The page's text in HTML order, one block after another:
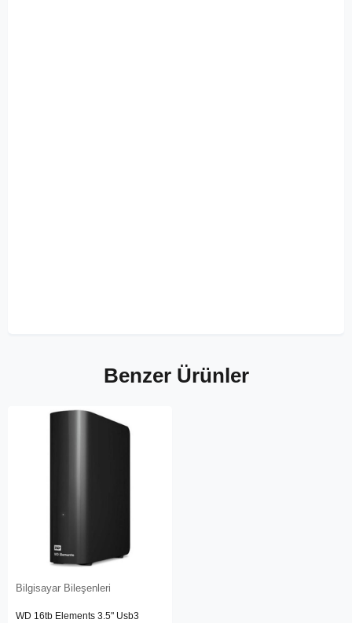
Benzer Ürünler
Bilgisayar Bileşenleri
WD 16tb Elements 3.5" Usb3